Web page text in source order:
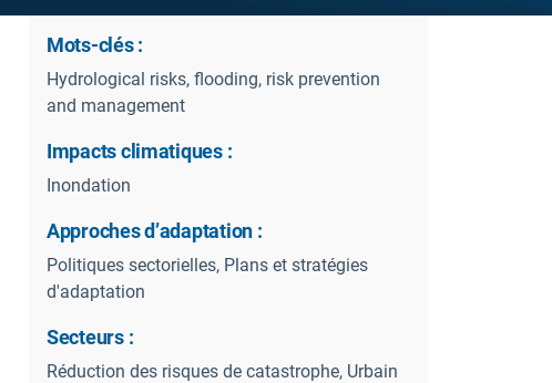
Mots-clés :
Hydrological risks, flooding, risk prevention
and management
Impacts climatiques :
Inondation
Approches d’adaptation :
Politiques sectorielles, Plans et stratégies
d'adaptation
Secteurs :
Réduction des risques de catastrophe, Urbain